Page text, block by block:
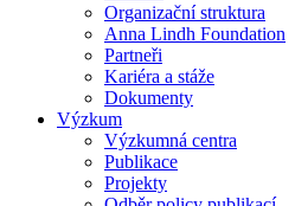
Organizační struktura
Anna Lindh Foundation
Partneři
Kariéra a stáže
Dokumenty
Výzkum
Výzkumná centra
Publikace
Projekty